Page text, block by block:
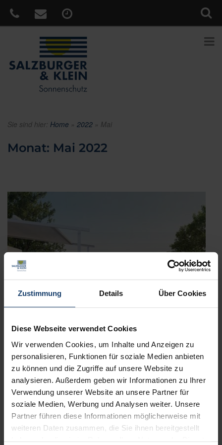
Zustimmung Details Über Cookies
Diese Webseite verwendet Cookies
Wir verwenden Cookies, um Inhalte und Anzeigen zu
personalisieren, Funktionen für soziale Medien anbieten
zu können und die Zugriffe auf unsere Website zu
analysieren. Außerdem geben wir Informationen zu Ihrer
Verwendung unserer Website an unsere Partner für
soziale Medien, Werbung und Analysen weiter. Unsere
Partner führen diese Informationen möglicherweise mit
weiteren Daten zusammen, die Sie ihnen bereitgestellt
Sie sind hier: Home » 2022 » Mai
Monat: Mai 2022
WAREMA Cubic Line – Kubisches Design für
Markisen
Veröffentlicht
5. Mai 2022
Kubisches Design ist mehr als ein Trend. Es ist eine Architektur-